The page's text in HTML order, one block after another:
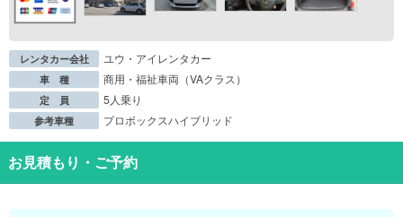
レンタカー会社 ユウ・アイレンタカー
車 種 商用・福祉車両（VAクラス）
定 員 5人乗り
参考車種 プロボックスハイブリッド
お見積もり・ご予約